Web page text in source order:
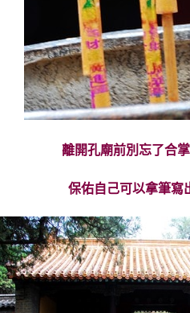
離開孔廟前別忘了合
保佑自己可以拿筆寫